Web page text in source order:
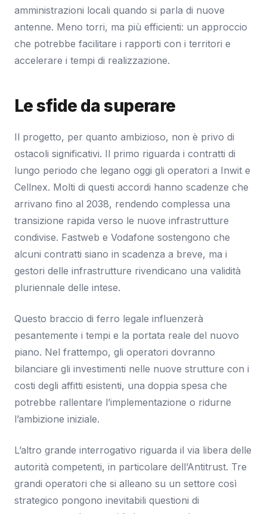
amministrazioni locali quando si parla di nuove
antenne. Meno torri, ma più efficienti: un approccio
che potrebbe facilitare i rapporti con i territori e
accelerare i tempi di realizzazione.
Le sfide da superare
Il progetto, per quanto ambizioso, non è privo di
ostacoli significativi. Il primo riguarda i contratti di
lungo periodo che legano oggi gli operatori a Inwit e
Cellnex. Molti di questi accordi hanno scadenze che
arrivano fino al 2038, rendendo complessa una
transizione rapida verso le nuove infrastrutture
condivise. Fastweb e Vodafone sostengono che
alcuni contratti siano in scadenza a breve, ma i
gestori delle infrastrutture rivendicano una validità
pluriennale delle intese.
Questo braccio di ferro legale influenzerà
pesantemente i tempi e la portata reale del nuovo
piano. Nel frattempo, gli operatori dovranno
bilanciare gli investimenti nelle nuove strutture con i
costi degli affitti esistenti, una doppia spesa che
potrebbe rallentare l’implementazione o ridurne
l’ambizione iniziale.
L’altro grande interrogativo riguarda il via libera delle
autorità competenti, in particolare dell’Antitrust. Tre
grandi operatori che si alleano su un settore così
strategico pongono inevitabili questioni di